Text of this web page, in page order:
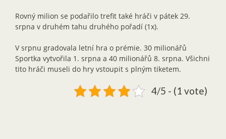
Rovný milion se podařilo trefit také hráči v pátek 29.
srpna v druhém tahu druhého pořadí (1x).
V srpnu gradovala letní hra o prémie. 30 milionářů
Sportka vytvořila 1. srpna a 40 milionářů 8. srpna. Všichni
tito hráči museli do hry vstoupit s plným tiketem.
4/5 - (1 vote)